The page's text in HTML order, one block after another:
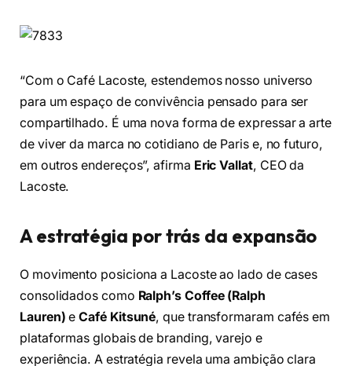
“Com o Café Lacoste, estendemos nosso universo
para um espaço de convivência pensado para ser
compartilhado. É uma nova forma de expressar a arte
de viver da marca no cotidiano de Paris e, no futuro,
em outros endereços”, afirma Eric Vallat, CEO da
Lacoste.
A estratégia por trás da expansão
O movimento posiciona a Lacoste ao lado de cases
consolidados como Ralph’s Coffee (Ralph
Lauren) eCafé Kitsuné, que transformaram cafés em
plataformas globais de branding, varejo e
experiência. A estratégia revela uma ambição clara